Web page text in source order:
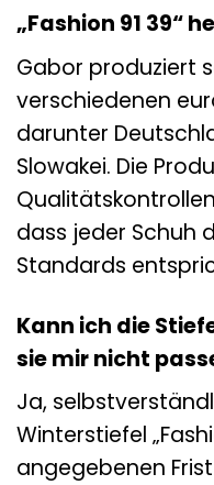
„Fashion 91 39“
Gabor produziert
verschiedenen
darunter
Slowakei. Die
dass jeder Schuh
Standards
Kann ich die
sie mir nicht
Ja,
Winterstiefel
angegebenen